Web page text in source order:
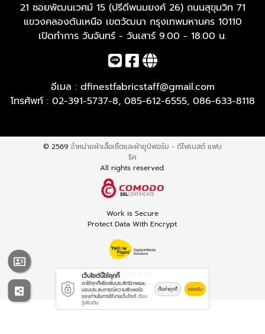
21 ซอยพัฒนเวศม์ 15 (ปรีดีพนมยงค์ 26) ถนนสุขุมวิท 71
แขวงคลองตันเหนือ เขตวัฒนา กรุงเทพมหานคร 10110
เปิดทำการ วันจันทร์ - วันเสาร์ 9.00 - 18.00 น.
อีเมล : dfinestfabricstaff@gmail.com
โทรศัพท์ : 02-391-5737-8, 085-612-6555, 086-633-8118
© 2569 จำหน่ายผ้าเสื้อเชิ้ตและผ้ายูนิฟอร์ม - ดีไฟเนสต์ แฟบ
ริค
All rights reserved.
Work is Secure
Protect Data With Encrypt
Powered By
Thailand YellowPages
เว็บไซต์นี้ใช้คุกกี้
เราใช้คุกกี้เพื่อเพิ่มประสิทธิภาพและ
มอบประสบการณ์ความพึงพอใจ
ของท่านในการใช้งานเว็บไซต์ เรียน
รู้เพิ่มเติม
ตั้งค่าคุกกี้ ยอมรับ